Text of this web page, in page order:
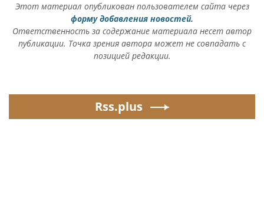
Этот материал опубликован пользователем сайта через
форму добавления новостей.
Ответственность за содержание материала несет автор
публикации. Точка зрения автора может не совпадать с
позицией редакции.
Rss.plus